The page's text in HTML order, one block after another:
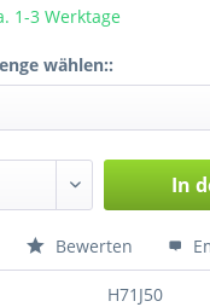
1-3 Werktage
wählen::
In
Bewerten
H71J50